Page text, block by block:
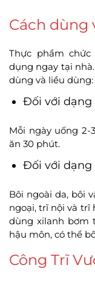
Cách dùng
Thực phẩm
dụng ngay tại
dùng và liều dùng:
Đối với dạng
Mỗi ngày uống 2-
ăn 30 phút.
Đối với dạng
Bôi ngoài da, bôi
ngoại, trĩ nội và trĩ
dùng xilanh bơm
hậu môn, có thể
Công Trĩ